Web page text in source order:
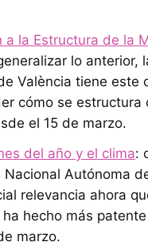
a la Estructura de la
lo anterior,
València tiene este
cómo se estructura
el 15 de marzo.
del año y el clima:
Nacional Autónoma
relevancia ahora
hecho más
marzo.